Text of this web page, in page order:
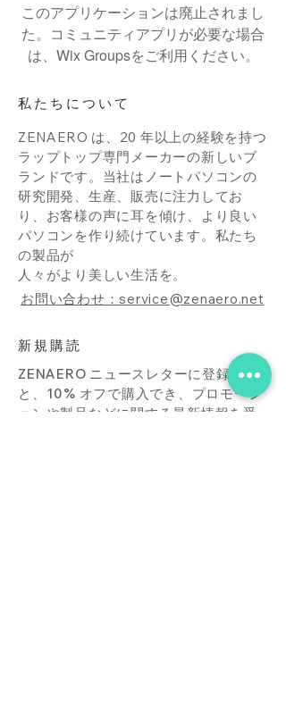
このアプリケーションは廃止されまし
た。コミュニティアプリが必要な場合
は、Wix Groupsをご利用ください。
私たちについて
ZENAERO は、20 年以上の経験を持つ
ラップトップ専門メーカーの新しいブ
ランドです。当社はノートパソコンの
研究開発、生産、販売に注力してお
り、お客様の声に耳を傾け、より良い
パソコンを作り続けています。私たち
の製品が
人々がより美しい生活を。
お問い合わせ：service@zenaero.net
新規購読
ZENAERO ニュースレターに登録する
と、10% オフで購入でき、プロモーシ
ョンや製品などに関する最新情報を受